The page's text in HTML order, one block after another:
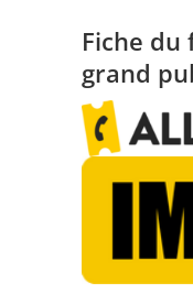
Fiche du
grand